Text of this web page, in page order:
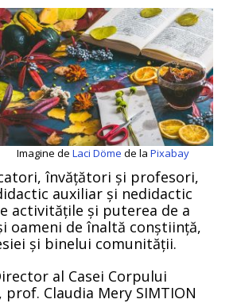
Imagine de Laci Döme de la Pixabay
învățători și profesori,
auxiliar și nedidactic
activitățile și puterea de a
oameni de înaltă conștiință,
și binelui comunității.
al Casei Corpului
Claudia Mery SIMTION